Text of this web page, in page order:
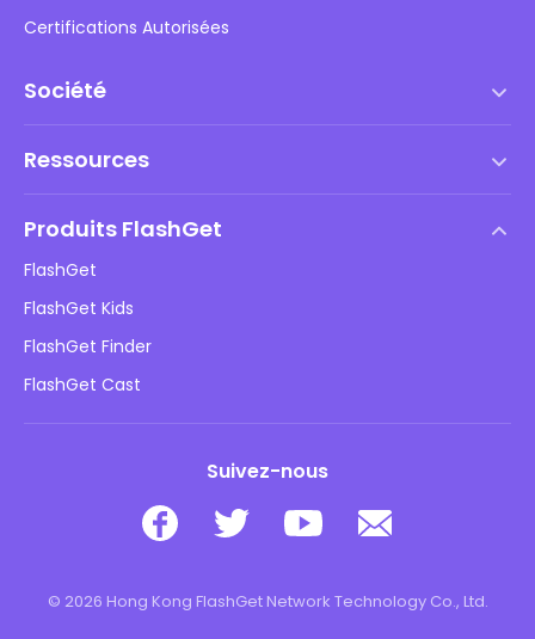
Certifications Autorisées
Société
Politique DMCA
Politique de confidentialité
Politiques publicitaires
Ne vendez pas mes informations
Ressources
Blog
Sécurité des enfants en ligne
Télécharger
Produits FlashGet
FlashGet
FlashGet Kids
FlashGet Finder
FlashGet Cast
Suivez-nous
© 2026 Hong Kong FlashGet Network Technology Co., Ltd.